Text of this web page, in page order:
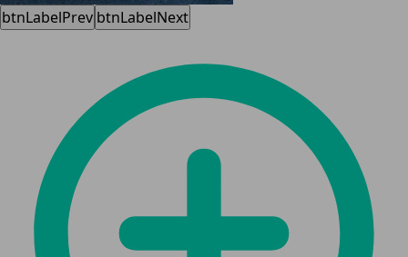
btnLabelPrev btnLabelNext